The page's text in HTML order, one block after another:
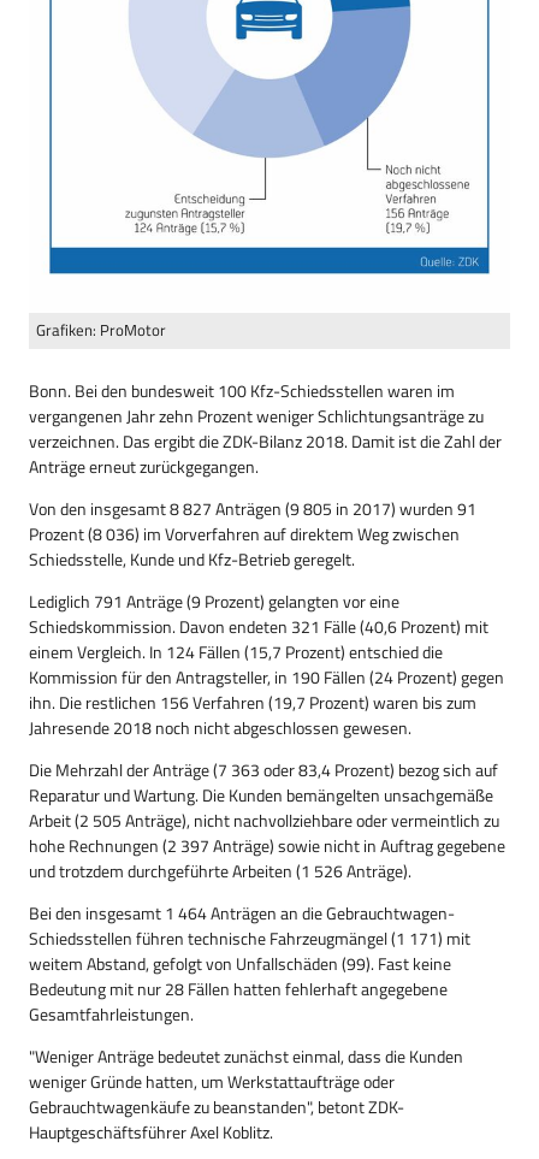
Grafiken: ProMotor
Bonn. Bei den bundesweit 100 Kfz-Schiedsstellen waren im
vergangenen Jahr zehn Prozent weniger Schlichtungsanträge zu
verzeichnen. Das ergibt die ZDK-Bilanz 2018. Damit ist die Zahl der
Anträge erneut zurückgegangen.
Von den insgesamt 8 827 Anträgen (9 805 in 2017) wurden 91
Prozent (8 036) im Vorverfahren auf direktem Weg zwischen
Schiedsstelle, Kunde und Kfz-Betrieb geregelt.
Lediglich 791 Anträge (9 Prozent) gelangten vor eine
Schiedskommission. Davon endeten 321 Fälle (40,6 Prozent) mit
einem Vergleich. In 124 Fällen (15,7 Prozent) entschied die
Kommission für den Antragsteller, in 190 Fällen (24 Prozent) gegen
ihn. Die restlichen 156 Verfahren (19,7 Prozent) waren bis zum
Jahresende 2018 noch nicht abgeschlossen gewesen.
Die Mehrzahl der Anträge (7 363 oder 83,4 Prozent) bezog sich auf
Reparatur und Wartung. Die Kunden bemängelten unsachgemäße
Arbeit (2 505 Anträge), nicht nachvollziehbare oder vermeintlich zu
hohe Rechnungen (2 397 Anträge) sowie nicht in Auftrag gegebene
und trotzdem durchgeführte Arbeiten (1 526 Anträge).
Bei den insgesamt 1 464 Anträgen an die Gebrauchtwagen-
Schiedsstellen führen technische Fahrzeugmängel (1 171) mit
weitem Abstand, gefolgt von Unfallschäden (99). Fast keine
Bedeutung mit nur 28 Fällen hatten fehlerhaft angegebene
Gesamtfahrleistungen.
"Weniger Anträge bedeutet zunächst einmal, dass die Kunden
weniger Gründe hatten, um Werkstattaufträge oder
Gebrauchtwagenkäufe zu beanstanden", betont ZDK-
Hauptgeschäftsführer Axel Koblitz.